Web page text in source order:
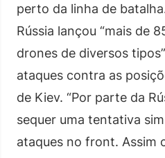
perto da linha de
Rússia lançou “mais de
drones de diversos
ataques contra as
de Kiev. “Por parte da
sequer uma tentativa
ataques no front. Assim